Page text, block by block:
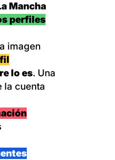
Mancha
perfiles
imagen
lo es. Una
la cuenta